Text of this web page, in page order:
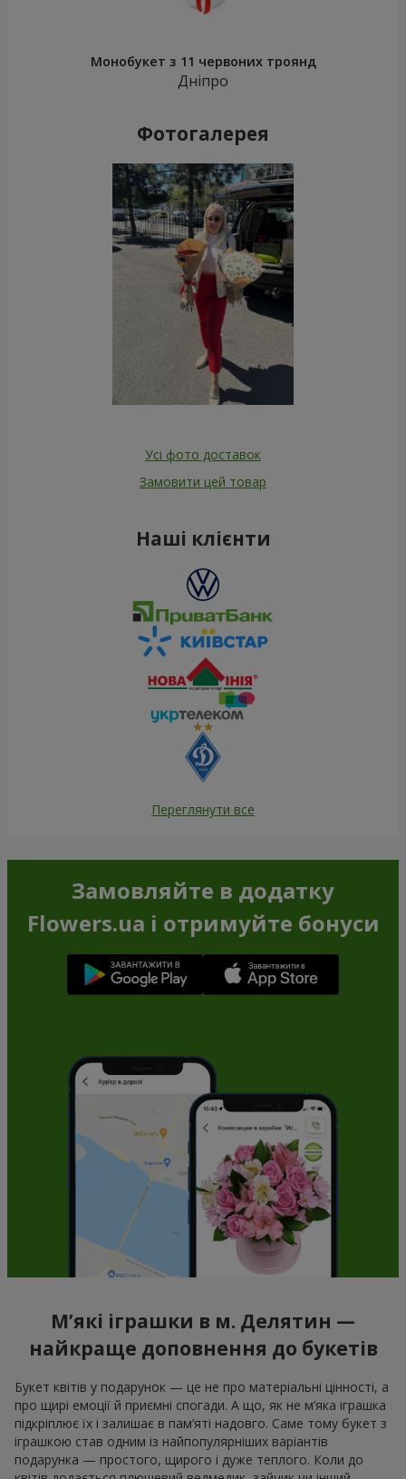
Монобукет з 11 червоних троянд
Дніпро
Фотогалерея
Усі фото доставок
Замовити цей товар
Наші клієнти
Переглянути все
Замовляйте в додатку
Flowers.ua і отримуйте бонуси
М’які іграшки в м. Делятин —
найкраще доповнення до букетів
Букет квітів у подарунок — це не про матеріальні цінності, а
про щирі емоції й приємні спогади. А що, як не м’яка іграшка
підкріплює їх і залишає в пам’яті надовго. Саме тому букет з
іграшкою став одним із найпопулярніших варіантів
подарунка — простого, щирого і дуже теплого. Коли до